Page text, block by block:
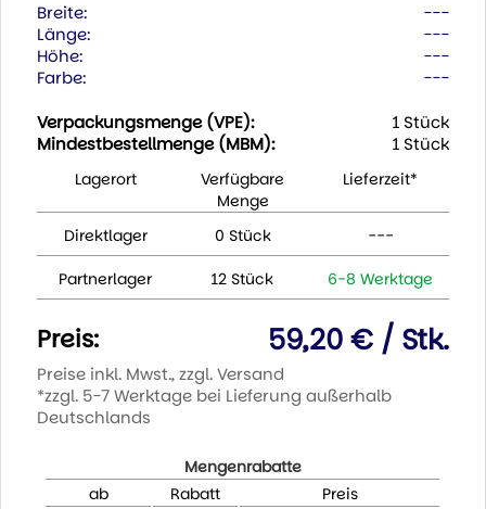
Breite:
---
Länge:
---
Höhe:
---
Farbe:
---
Verpackungsmenge (VPE):
1 Stück
Mindestbestellmenge (MBM):
1 Stück
Lagerort
Verfügbare
Menge
Lieferzeit*
Direktlager 0 Stück ---
Partnerlager 12 Stück 6-8 Werktage
Preis: 59,20 € / Stk.
Preise inkl. Mwst., zzgl. Versand
*zzgl. 5-7 Werktage bei Lieferung außerhalb
Deutschlands
Mengenrabatte
ab
Rabatt
Preis